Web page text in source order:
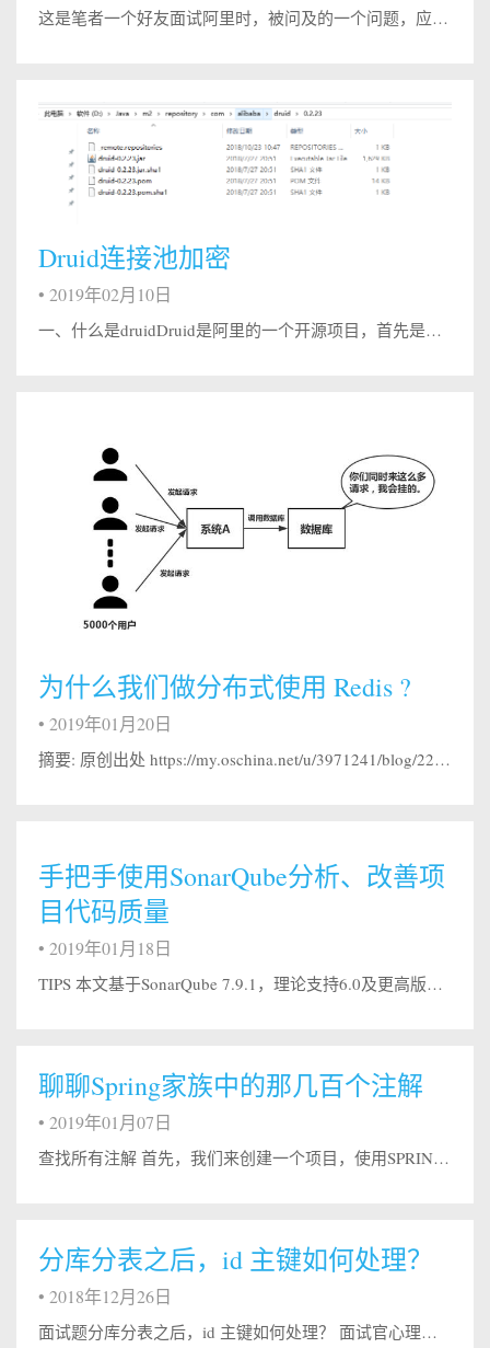
这是笔者一个好友面试阿里时，被问及的一个问题，应该不少人看到这个问题都会一面懵逼。因为，大部分的文章都是分析链表是怎么转换成红黑树的，但是并没有说明为什么当链表长度为8的时候才做转换动作。笔者第一反应也是一样，只能初略的猜测是因为时间和空间的权衡。要弄明白这个问题，我们首先要明白为什么要转换，这个问题比较简单，因为Map中桶的元素初始化是链表保存的，其查找性能是O(n)，而树结构能将查找性能...
Druid连接池加密
• 2019年02月10日
一、什么是druidDruid是阿里的一个开源项目，首先是一个数据库连接池，类似于c3p0，但它不仅仅是一个数据库连接池，它还包含一个ProxyDriver，一系列内置的JDBC组件库，一个SQL Parser。 二、密码加密首先看druid的数据库连接池配置： 1234567891011121314151617181920212223&lt;bean id="dataSource" cla...
为什么我们做分布式使用 Redis ?
• 2019年01月20日
摘要: 原创出处 https://my.oschina.net/u/3971241/blog/2221560 「Ala6」欢迎转载，保留摘要，谢谢！ 绝大部分写业务的程序员，在实际开发中使用 Redis 的时候，只会 Set Value 和 Get Value 两个操作，对 Redis 整体缺乏一个认知。这里对 Redis 常见问题做一个总结，解决大家的知识盲点。 1、为什么使用 Redis...
手把手使用SonarQube分析、改善项
目代码质量
• 2019年01月18日
TIPS 本文基于SonarQube 7.9.1，理论支持6.0及更高版本。 SonarQube是一个开源的代码质量管理系统，可用来快速定位代码中的Bug、漏洞以及不优雅的代码。它支持几乎所有的常见编程语言，例如Java、JavaScript、TypeScript、Kotlin、Ruby、Go, Scala等。并且还有插件机制，利用插件，可以让SonarQube更加强大，例如可以整合Fi...
聊聊Spring家族中的那几百个注解
• 2019年01月07日
查找所有注解 首先，我们来创建一个项目，使用SPRING INITIALIZR生成一个引入Spring各种组件的项目模板，然后引入如下工具包： 12345&lt;dependency&gt; &lt;groupId&gt;org.reflections&lt;/groupId&gt; &lt;artifactId&gt;reflections&lt;/artifactId&gt;...
分库分表之后，id 主键如何处理？
• 2018年12月26日
面试题分库分表之后，id 主键如何处理？ 面试官心理分析其实这是分库分表之后你必然要面对的一个问题，就是 id 咋生成？因为要是分成多个表之后，每个表都是从 1 开始累加，那肯定不对啊，需要一个全局唯一的 id 来支持。所以这都是你实际生产环境中必须考虑的问题。 面试题剖析数据库自增 id这个就是说你的系统里每次得到一个 id，都是往一个库的一个表里插入一条没什么业务含义的数据，然后获取一个...